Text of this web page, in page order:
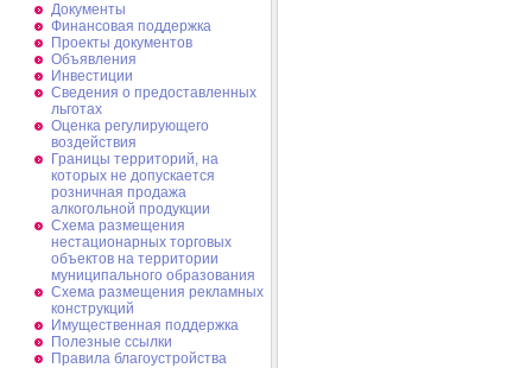
Документы
Финансовая поддержка
Проекты документов
Объявления
Инвестиции
Сведения о предоставленных
льготах
Оценка регулирующего
воздействия
Границы территорий, на
которых не допускается
розничная продажа
алкогольной продукции
Схема размещения
нестационарных торговых
объектов на территории
муниципального образования
Схема размещения рекламных
конструкций
Имущественная поддержка
Полезные ссылки
Правила благоустройства